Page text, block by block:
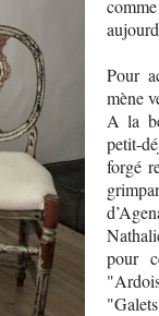
Pour
mène
A la
petit-
forgé
pour